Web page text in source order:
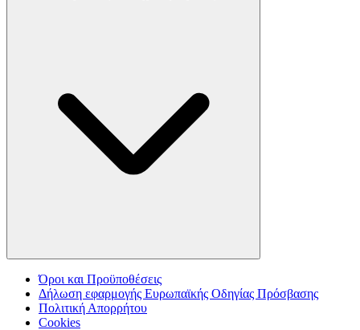
Όροι και Προϋποθέσεις
Δήλωση εφαρμογής Ευρωπαϊκής Οδηγίας Πρόσβασης
Πολιτική Απορρήτου
Cookies